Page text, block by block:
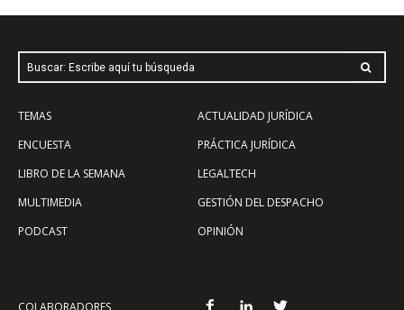
Buscar: Escribe aquí tu búsqueda
TEMAS
ENCUESTA
LIBRO DE LA SEMANA
MULTIMEDIA
PODCAST
ACTUALIDAD JURÍDICA
PRÁCTICA JURÍDICA
LEGALTECH
GESTIÓN DEL DESPACHO
OPINIÓN